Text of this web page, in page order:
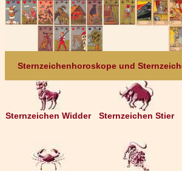
Sternzeichenhoroskope und
Sternzeichen Widder Sternzeichen Stier